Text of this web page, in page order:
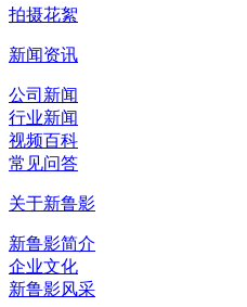
拍摄花絮
新闻资讯
公司新闻
行业新闻
视频百科
常见问答
关于新鲁影
新鲁影简介
企业文化
新鲁影风采